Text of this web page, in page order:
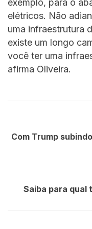
exemplo, para o
elétricos. Não
uma infraestrutura
existe um longo
você ter uma
afirma Oliveira.
Com Trump
Saiba para qual